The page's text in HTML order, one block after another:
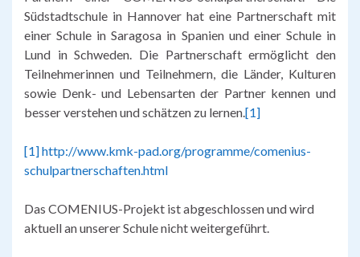
Südstadtschule in Hannover hat eine Partnerschaft mit
einer Schule in Saragosa in Spanien und einer Schule in
Lund in Schweden. Die Partnerschaft ermöglicht den
Teilnehmerinnen und Teilnehmern, die Länder, Kulturen
sowie Denk- und Lebensarten der Partner kennen und
besser verstehen und schätzen zu lernen.[1]
[1]http://www.kmk-pad.org/programme/comenius-
schulpartnerschaften.html
Das COMENIUS-Projekt ist abgeschlossen und wird
aktuell an unserer Schule nicht weitergeführt.